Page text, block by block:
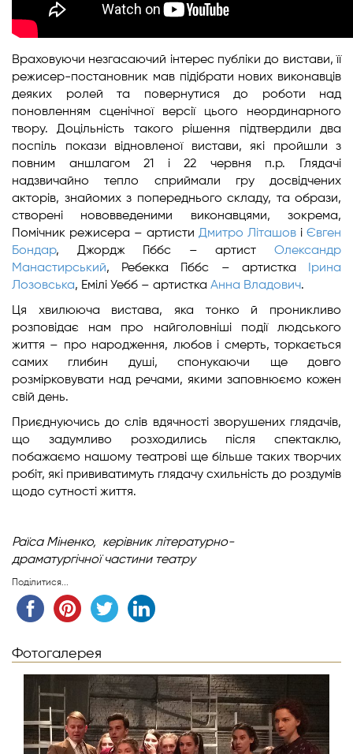
Враховуючи незгасаючий інтерес публіки до вистави, її
режисер-постановник мав підібрати нових виконавців
деяких ролей та повернутися до роботи над
поновленням сценічної версії цього неординарного
твору. Доцільність такого рішення підтвердили два
поспіль покази відновленої вистави, які пройшли з
повним аншлагом 21 і 22 червня п.р. Глядачі
надзвичайно тепло сприймали гру досвідчених
акторів, знайомих з попереднього складу, та образи,
створені нововведеними виконавцями, зокрема,
Помічник режисера – артисти Дмитро Літашов і Євген
Бондар, Джордж Гіббс – артист Олександр
Манастирський, Ребекка Гіббс – артистка
Ірина
Лозовська, Емілі Уебб – артистка Анна Владович.
Ця хвилююча вистава, яка тонко й проникливо
розповідає нам про найголовніші події людського
життя – про народження, любов і смерть, торкається
самих глибин душі, спонукаючи ще довго
розмірковувати над речами, якими заповнюємо кожен
свій день.
Приєднуючись до слів вдячності зворушених глядачів,
що задумливо розходились після спектаклю,
побажаємо нашому театрові ще більше таких творчих
робіт, які прививатимуть глядачу схильність до роздумів
щодо сутності життя.
Раїса Міненко, керівник літературно-
драматургічноїчастини театру
Поділитися...
Фотогалерея